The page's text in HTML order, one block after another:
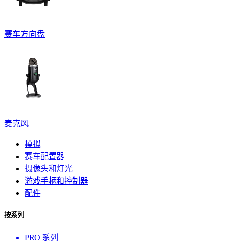
赛车方向盘
麦克风
模拟
赛车配置器
摄像头和灯光
游戏手柄和控制器
配件
按系列
PRO 系列